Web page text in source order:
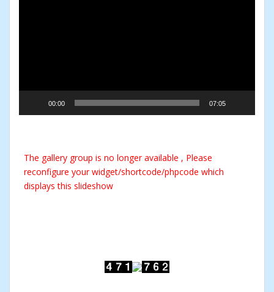
00:00 07:05
The gallery group is no longer available , Please
reconfigure your widget/shortcode/phpcode which
displays this slideshow